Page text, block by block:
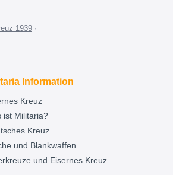
1939·
Information
Kreuz
ist Militaria?
Kreuz
und Blankwaffen
und Eisernes Kreuz